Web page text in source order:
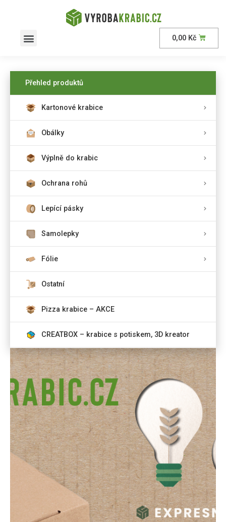
0,00 Kč
Přehled produktů
Kartonové krabice
Obálky
Výplně do krabic
Ochrana rohů
Lepící pásky
Samolepky
Fólie
Ostatní
Pizza krabice – AKCE
CREATBOX – krabice s potiskem, 3D kreator